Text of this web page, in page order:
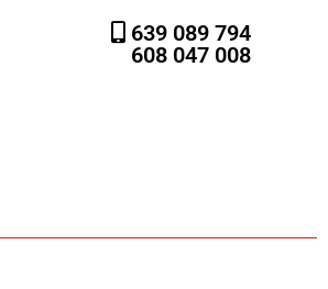
639 089 794
608 047 008